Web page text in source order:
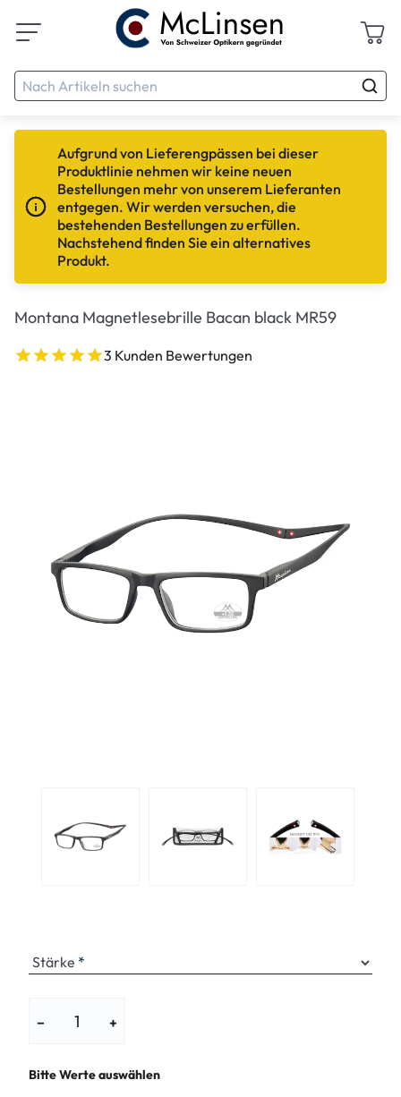
Aufgrund von Lieferengpässen bei dieser
Produktlinie nehmen wir keine neuen
Bestellungen mehr von unserem Lieferanten
entgegen. Wir werden versuchen, die
bestehenden Bestellungen zu erfüllen.
Nachstehend finden Sie ein alternatives
Produkt.
Montana Magnetlesebrille Bacan black MR59
3 Kunden Bewertungen
Stärke
− +
Bitte Werte auswählen